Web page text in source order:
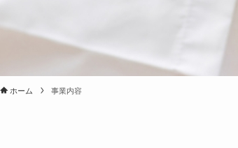
ホーム 事業内容